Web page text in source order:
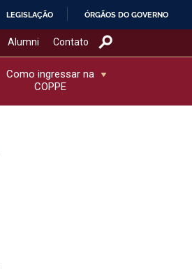
LEGISLAÇÃO ÓRGÃOS DO GOVERNO
Alumni Contato
Como ingressar na
COPPE